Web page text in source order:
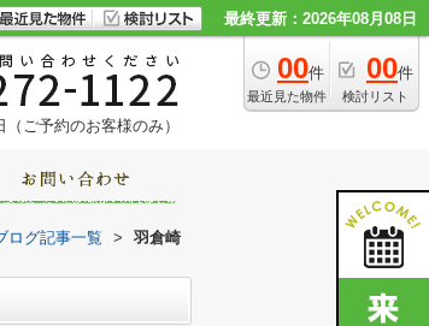
最終更新：2026年08月08日
00件
最近見た物件
00件
検討リスト
ご予約のお客様のみ）
ログ記事一覧 >
羽倉崎